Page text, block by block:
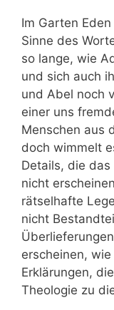
Im Garten
Sinne des
so lange, wie
und sich auch
und Abel noch
einer uns
Menschen aus
doch wimmelt
Details, die
nicht
rätselhafte
nicht
erscheinen,
Erklärungen,
Theologie zu